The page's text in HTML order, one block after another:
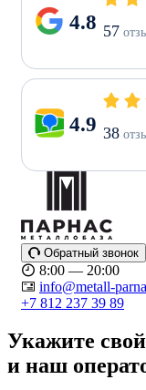
4.8 57
4.9 38
Обратный звонок
8:00 — 20:00
info@metall-
+7 812 237 39 89
Укажите
и наш